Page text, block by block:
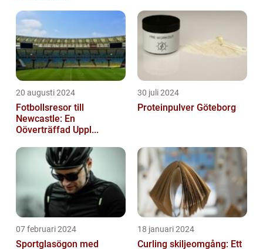
20 augusti 2024
Fotbollsresor till
Newcastle: En
Oöverträffad Uppl...
30 juli 2024
Proteinpulver Göteborg
07 februari 2024
Sportglasögon med
18 januari 2024
Curling skiljeomgång: Ett